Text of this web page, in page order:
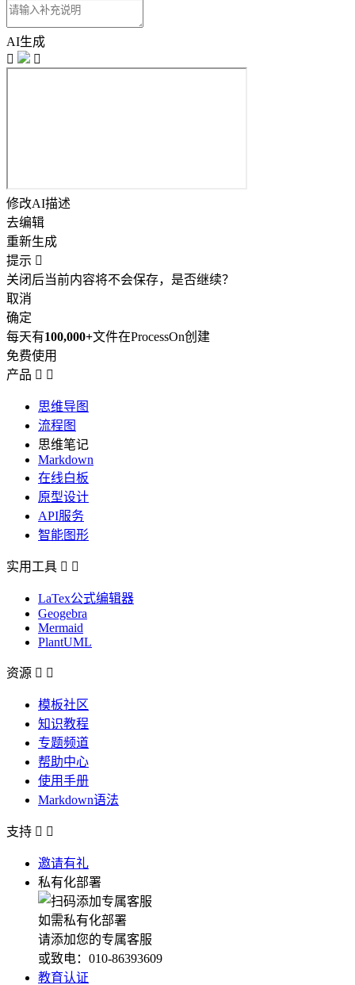
AI生成


修改AI描述
去编辑
重新生成
提示 
关闭后当前内容将不会保存，是否继续？
取消
确定
每天有100,000+文件在ProcessOn创建
免费使用
产品  
思维导图
流程图
思维笔记
Markdown
在线白板
原型设计
API服务
智能图形
实用工具  
LaTex公式编辑器
Geogebra
Mermaid
PlantUML
资源  
模板社区
知识教程
专题频道
帮助中心
使用手册
Markdown语法
支持  
邀请有礼
私有化部署
如需私有化部署
请添加您的专属客服
或致电：010-86393609
教育认证